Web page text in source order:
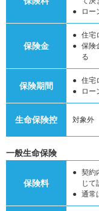
ロー
保険金
住宅
保険
る
保険期間
住宅
ロー
生命保険控 対象外
一般生命保険
保険料
契約
じて
通常